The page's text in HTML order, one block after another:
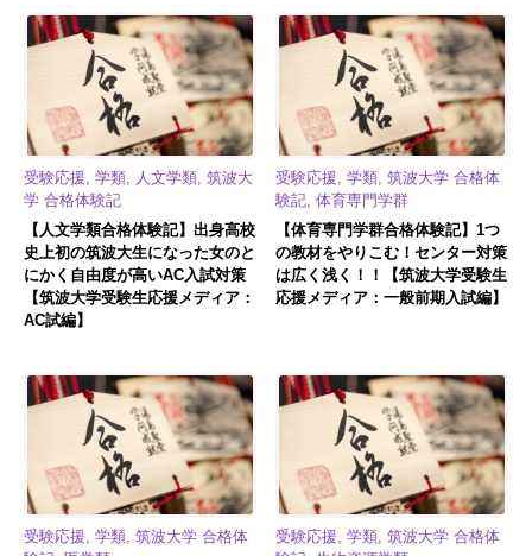
受験応援, 学類, 人文学類, 筑波大
学 合格体験記
【人文学類合格体験記】出身高校
史上初の筑波大生になった女のと
にかく自由度が高いAC入試対策
【筑波大学受験生応援メディア：
AC試編】
受験応援, 学類, 筑波大学 合格体
験記, 体育専門学群
【体育専門学群合格体験記】1つ
の教材をやりこむ！センター対策
は広く浅く！！【筑波大学受験生
応援メディア：一般前期入試編】
受験応援, 学類, 筑波大学 合格体
受験応援, 学類, 筑波大学 合格体